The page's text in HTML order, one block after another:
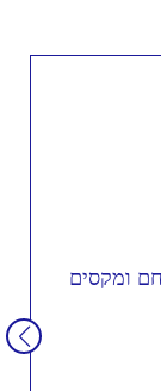
ומקסים